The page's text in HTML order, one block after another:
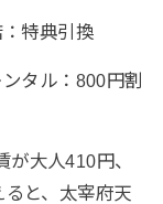
特典引換
タル：800円割
大人410円、
と、太宰府天